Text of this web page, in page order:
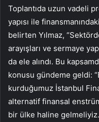
Toplantıda uzun vadeli
yapısı ile
belirten Yılmaz,
arayışları ve sermaye
da ele alındı. Bu
konusu gündeme geldi:
kurduğumuz İstanbul
alternatif finansal
bir ülke haline